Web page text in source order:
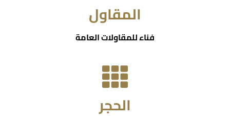
المقاول
فناء للمقاولات العامة
الحجر